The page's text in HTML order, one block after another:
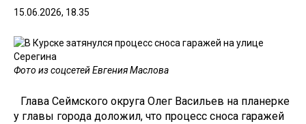
15.06.2026, 18.35
Фото из соцсетей Евгения Маслова
Глава Сеймского округа Олег Васильев на планерке
у главы города доложил, что процесс сноса гаражей